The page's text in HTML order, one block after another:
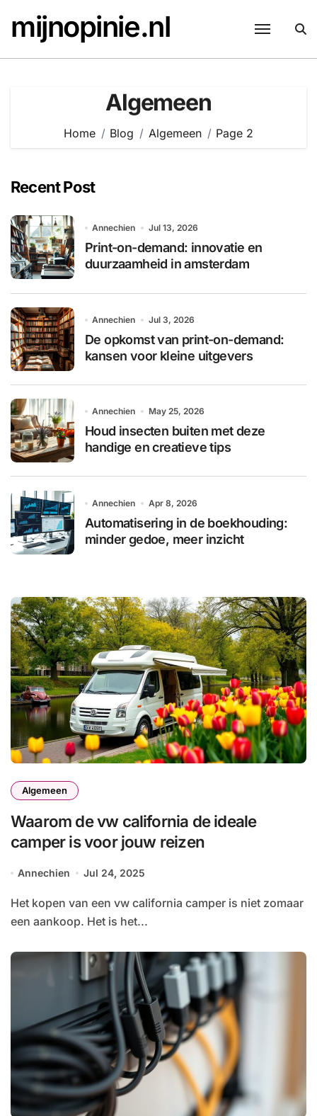
content
mijnopinie.nl
Algemeen
Home Blog Algemeen Page 2
Recent Post
Annechien Jul 13, 2026
Print-on-demand: innovatie en
duurzaamheid in amsterdam
Annechien Jul 3, 2026
De opkomst van print-on-demand:
kansen voor kleine uitgevers
Annechien May 25, 2026
Houd insecten buiten met deze
handige en creatieve tips
Annechien Apr 8, 2026
Automatisering in de boekhouding:
minder gedoe, meer inzicht
Algemeen
Waarom de vw california de ideale
camper is voor jouw reizen
Annechien Jul 24, 2025
Het kopen van een vw california camper is niet zomaar
een aankoop. Het is het...